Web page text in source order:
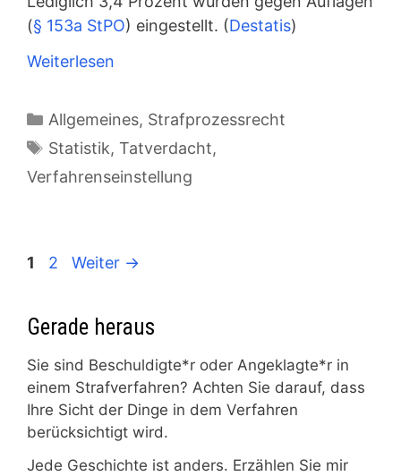
(§ 153a StPO) eingestellt. (Destatis)
Weiterlesen
Kategorien
Allgemeines, Strafprozessrecht
Schlagwörter
Statistik, Tatverdacht,
Verfahrenseinstellung
Seite
1 Seite
2 Weiter →
Gerade heraus
Sie sind Beschuldigte*r oder Angeklagte*r in
einem Strafverfahren? Achten Sie darauf, dass
Ihre Sicht der Dinge in dem Verfahren
berücksichtigt wird.
Jede Geschichte ist anders. Erzählen Sie mir